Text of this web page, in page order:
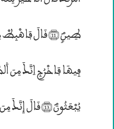
طِينٍؐ (11) قَالَ